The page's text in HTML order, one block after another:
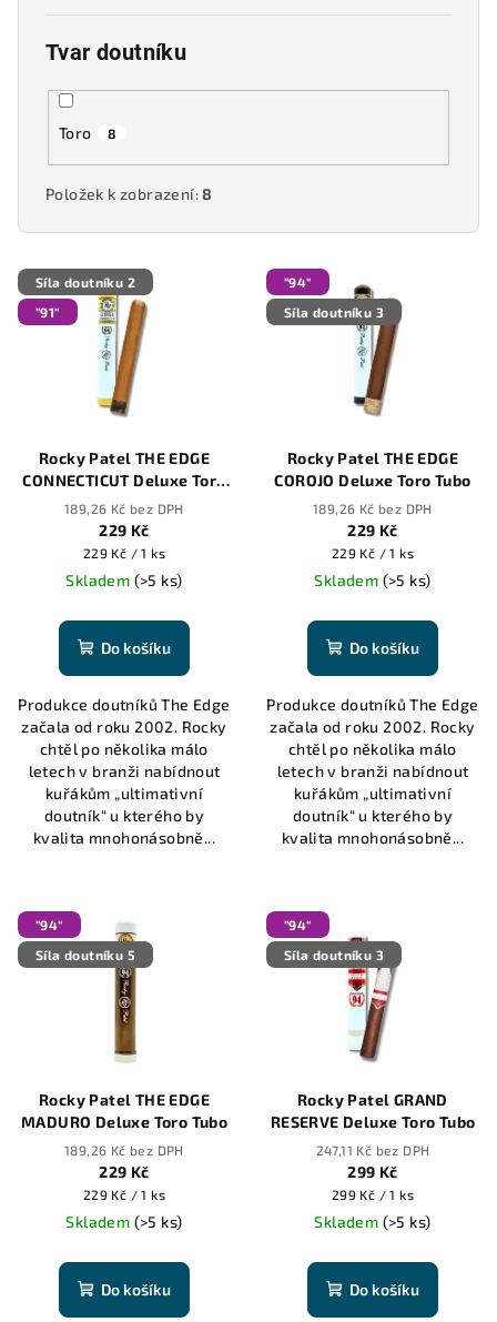
Tvar doutníku
Toro 8
Položek k zobrazení:8
V
ý
p
o
Síla doutníku 2
"91"
Rocky Patel THE EDGE
CONNECTICUT Deluxe Toro
Tubo
189,26 Kč bez DPH
229 Kč
Měrná
cena:
229 Kč / 1 ks
Skladem (>5 ks)
Do košíku
Produkce doutníků The Edge
začala od roku 2002. Rocky
chtěl po několika málo
letech v branži nabídnout
kuřákům „ultimativní
doutník“ u kterého by
kvalita mnohonásobně...
"94"
Síla doutníku 3
Rocky Patel THE EDGE
COROJO Deluxe Toro Tubo
189,26 Kč bez DPH
229 Kč
Měrná
cena:
229 Kč / 1 ks
Skladem (>5 ks)
Do košíku
Produkce doutníků The Edge
začala od roku 2002. Rocky
chtěl po několika málo
letech v branži nabídnout
kuřákům „ultimativní
doutník“ u kterého by
kvalita mnohonásobně...
"94"
Síla doutníku 5
Rocky Patel THE EDGE
MADURO Deluxe Toro Tubo
189,26 Kč bez DPH
229 Kč
Měrná
cena:
229 Kč / 1 ks
Skladem (>5 ks)
Do košíku
"94"
Síla doutníku 3
Rocky Patel GRAND
RESERVE Deluxe Toro Tubo
247,11 Kč bez DPH
299 Kč
Měrná
cena:
299 Kč / 1 ks
Skladem (>5 ks)
Do košíku